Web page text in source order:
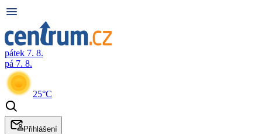
pátek 7. 8.
pá 7. 8.
25°C
Přihlášení